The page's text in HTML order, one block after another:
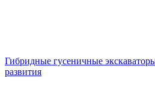
Гибридные гусеничные
развития